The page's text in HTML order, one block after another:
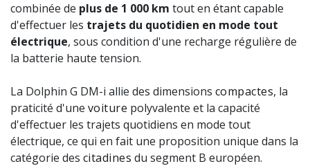
combinée de plus de 1 000 km tout en étant capable
d'effectuer les trajets du quotidien en mode tout
électrique, sous condition d'une recharge régulière de
la batterie haute tension.
La Dolphin G DM-i allie des dimensions compactes, la
praticité d'une voiture polyvalente et la capacité
d'effectuer les trajets quotidiens en mode tout
électrique, ce qui en fait une proposition unique dans la
catégorie des citadines du segment B européen.